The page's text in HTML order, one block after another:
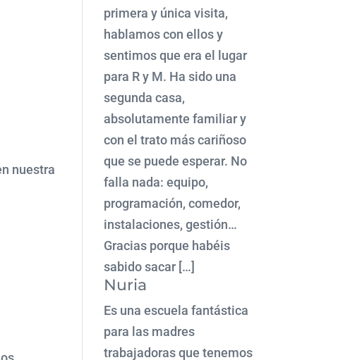
nuestra
primera y única visita,
hablamos con ellos y
sentimos que era el lugar
para R y M. Ha sido una
segunda casa,
absolutamente familiar y
con el trato más cariñoso
que se puede esperar. No
falla nada: equipo,
programación, comedor,
instalaciones, gestión…
Gracias porque habéis
sabido sacar […]
Nuria
Es una escuela fantástica
para las madres
trabajadoras que tenemos